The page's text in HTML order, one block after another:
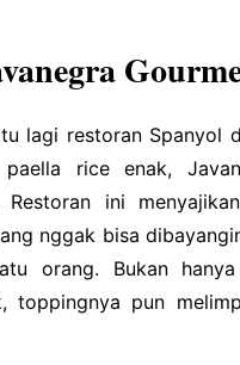
lagi restoran Spanyol
paella rice enak,
Restoran ini
nggak bisa
orang. Bukan
toppingnya pun